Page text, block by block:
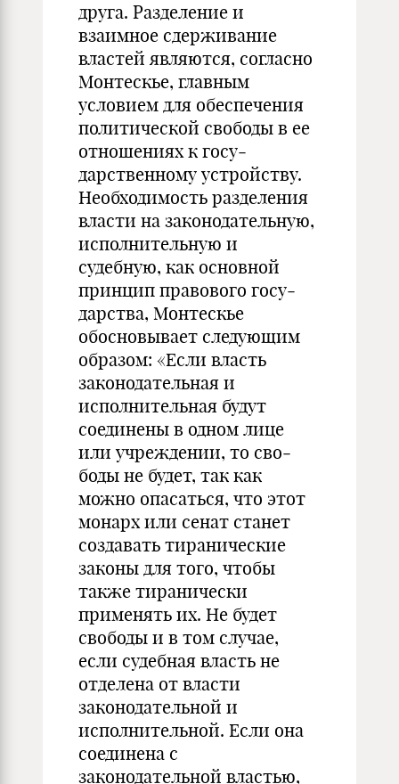
друга. Раз­деление и
взаимное сдерживание
властей являются, согласно
Монтескье, глав­ным
условием для обеспечения
политической свободы в ее
отношениях к госу­
дарственному устройству.
Необходимость разделения
власти на законода­тельную,
исполнительную и
судебную, как основной
принцип правового госу­
дарства, Монтескье
обосновывает следующим
образом: «Если власть
законода­тельная и
исполнительная будут
соединены в одном лице
или учреждении, то сво­
боды не будет, так как
можно опасаться, что этот
монарх или сенат станет
создавать тиранические
законы для того, чтобы
также тиранически
применять их. Не будет
свободы и в том случае,
если судебная власть не
отделена от влас­ти
законодательной и
исполнительной. Если она
соединена с
законодательной властью,